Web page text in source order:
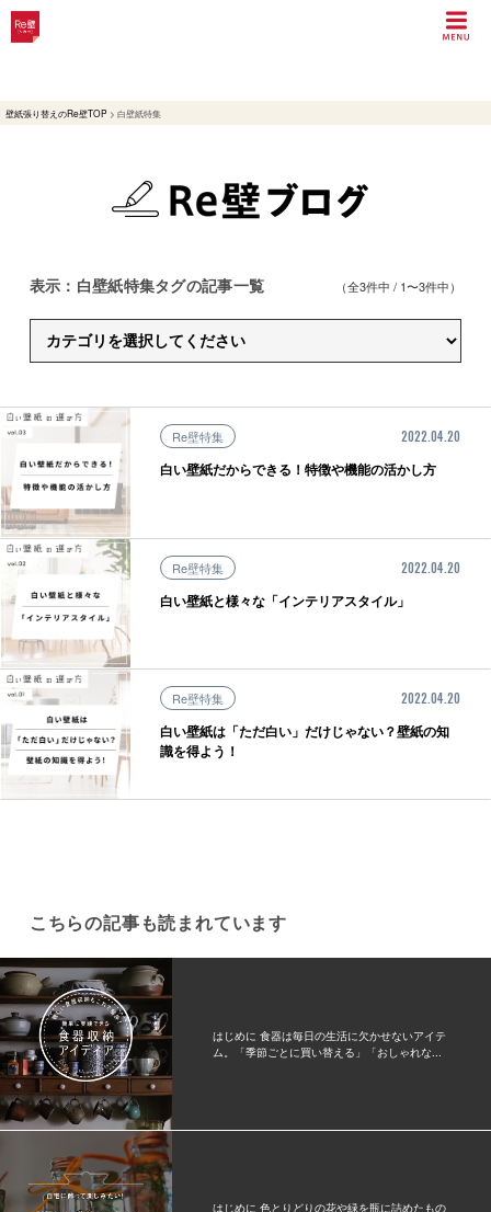
壁紙張り替えのRe壁TOP > 白壁紙特集
表示：白壁紙特集タグの記事一覧 （全3件中 / 1〜3件中）
Re壁特集 2022.04.20
白い壁紙だからできる！特徴や機能の活かし方
Re壁特集 2022.04.20
白い壁紙と様々な「インテリアスタイル」
Re壁特集 2022.04.20
白い壁紙は「ただ白い」だけじゃない？壁紙の知
識を得よう！
こちらの記事も読まれています
はじめに 食器は毎日の生活に欠かせないアイテ
ム。「季節ごとに買い替える」「おしゃれな...
はじめに 色とりどりの花や緑を瓶に詰めたもの